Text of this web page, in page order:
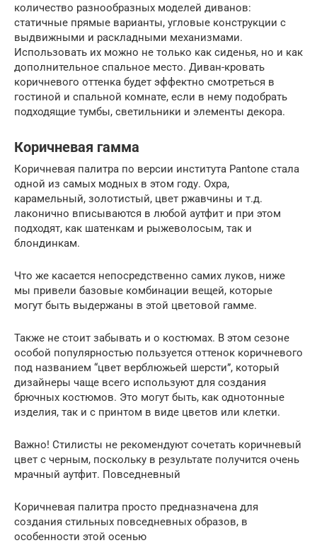
количество разнообразных моделей диванов:
статичные прямые варианты, угловые конструкции с
выдвижными и раскладными механизмами.
Использовать их можно не только как сиденья, но и как
дополнительное спальное место. Диван-кровать
коричневого оттенка будет эффектно смотреться в
гостиной и спальной комнате, если в нему подобрать
подходящие тумбы, светильники и элементы декора.
Коричневая гамма
Коричневая палитра по версии института Pantone стала
одной из самых модных в этом году. Охра,
карамельный, золотистый, цвет ржавчины и т.д.
лаконично вписываются в любой аутфит и при этом
подходят, как шатенкам и рыжеволосым, так и
блондинкам.
Что же касается непосредственно самих луков, ниже
мы привели базовые комбинации вещей, которые
могут быть выдержаны в этой цветовой гамме.
Также не стоит забывать и о костюмах. В этом сезоне
особой популярностью пользуется оттенок коричневого
под названием “цвет верблюжьей шерсти”, который
дизайнеры чаще всего используют для создания
брючных костюмов. Это могут быть, как однотонные
изделия, так и с принтом в виде цветов или клетки.
Важно! Стилисты не рекомендуют сочетать коричневый
цвет с черным, поскольку в результате получится очень
мрачный аутфит. Повседневный
Коричневая палитра просто предназначена для
создания стильных повседневных образов, в
особенности этой осенью